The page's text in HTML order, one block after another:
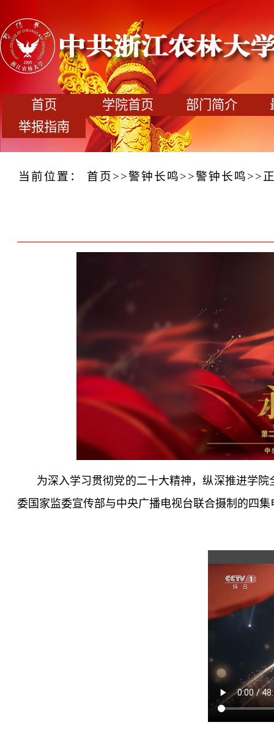
首页 学院首页 部门简介
举报指南
当前位置： 首页>>警钟长鸣>>警钟长鸣>>
为深入学习贯彻党的二十大精神，纵深推进学
委国家监委宣传部与中央广播电视台联合摄制的四